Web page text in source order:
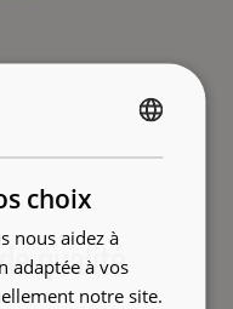
qualité
choix
nous aidez à
adaptée à vos
notre site.